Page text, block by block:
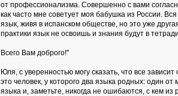
от профессионализма. Совершенно с вами
как часто мне советует моя бабушка из России.
язык, живя в испанском обществе, но это уже
практики язык не освоишь и знания будут в
Всего Вам доброго!"
Юля, с уверенностью могу сказать, что все
это человек, у которого два языка родных: один
языка и, заметьте, никогда не ошибаются, с кем из